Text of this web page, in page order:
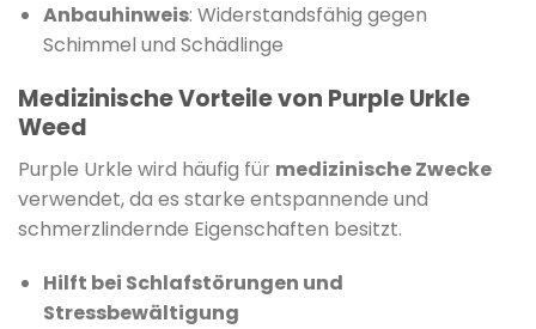
Anbauhinweis: Widerstandsfähig gegen
Schimmel und Schädlinge
Medizinische Vorteile von Purple Urkle
Weed
Purple Urkle wird häufig für medizinische Zwecke
verwendet, da es starke entspannende und
schmerzlindernde Eigenschaften besitzt.
Hilft bei Schlafstörungen und
Stressbewältigung